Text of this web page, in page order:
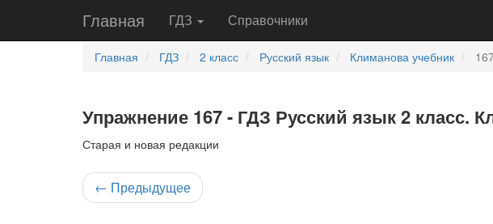
Главная ГДЗ Справочники
Главная ГДЗ 2 класс Русский язык Климанова учебник
Упражнение 167 - ГДЗ Русский язык 2 класс.
Старая и новая редакции
← Предыдущее